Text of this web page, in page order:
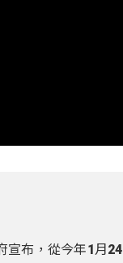
宣布，從今年1月